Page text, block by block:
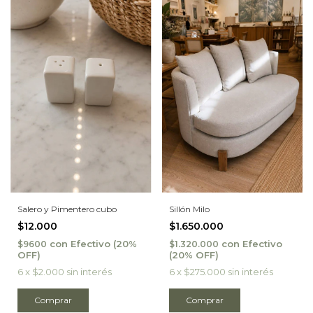
Salero y Pimentero cubo
$12.000
$9600 con Efectivo
6x $2.000 sin interés
Sillón Milo
$1.650.000
$1.320.000 con Efectivo
6 x $275.000 sin interés
Comprar